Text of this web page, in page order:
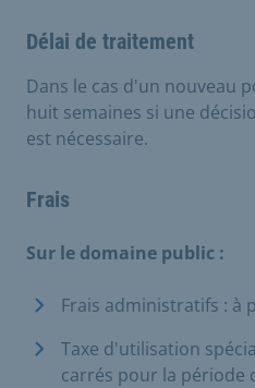
Délai de traitement
Dans le cas d'un nouveau
huit semaines si une
est nécessaire.
Frais
Sur le domaine public :
Frais administratifs : à
Taxe d'utilisation
carrés pour la période